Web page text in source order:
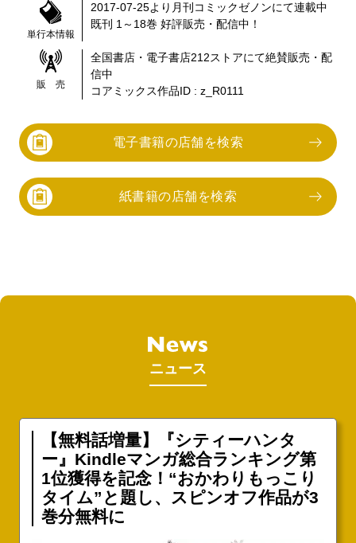
単行本情報
2017-07-25より 月刊コミックゼノンにて連載中
既刊 1～18巻 好評販売・配信中！
販 売
全国書店・電子書店212ストアにて絶賛販売・配
信中
コアミックス作品ID : z_R0111
電子書籍の店舗を検索
紙書籍の店舗を検索
ニュース
【無料話増量】『シティーハンタ
ー』Kindleマンガ総合ランキング第
1位獲得を記念！“おかわりもっこり
タイム”と題し、スピンオフ作品が3
巻分無料に